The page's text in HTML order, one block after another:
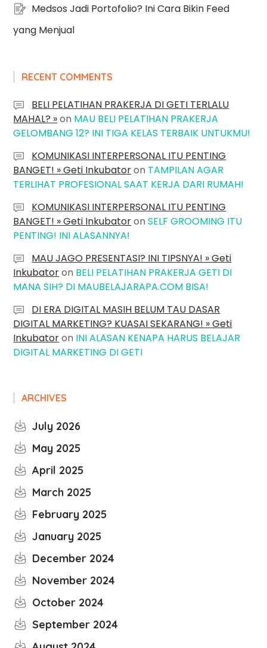
Medsos Jadi Portofolio? Ini Cara Bikin Feed
yang Menjual
RECENT COMMENTS
BELI PELATIHAN PRAKERJA DI GETI TERLALU
MAHAL? »on MAU BELI PELATIHAN PRAKERJA
GELOMBANG 12? INI TIGA KELAS TERBAIK UNTUKMU!
KOMUNIKASI INTERPERSONAL ITU PENTING
BANGET! » Geti Inkubatoron TAMPILAN AGAR
TERLIHAT PROFESIONAL SAAT KERJA DARI RUMAH!
KOMUNIKASI INTERPERSONAL ITU PENTING
BANGET! » Geti InkubatoronSELF GROOMING ITU
PENTING! INI ALASANNYA!
MAU JAGO PRESENTASI? INI TIPSNYA! » Geti
Inkubatoron BELI PELATIHAN PRAKERJA GETI DI
MANA SIH? DI MAUBELAJARAPA.COM BISA!
DI ERA DIGITAL MASIH BELUM TAU DASAR
DIGITAL MARKETING? KUASAI SEKARANG! » Geti
Inkubatoron INI ALASAN KENAPA HARUS BELAJAR
DIGITAL MARKETING DI GETI
ARCHIVES
July 2026
May 2025
April 2025
March 2025
February 2025
January 2025
December 2024
November 2024
October 2024
September 2024